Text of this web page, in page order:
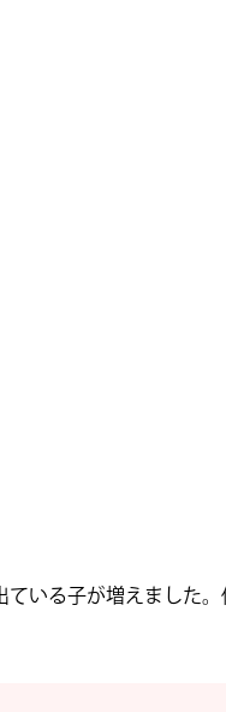
いる子が増えました。